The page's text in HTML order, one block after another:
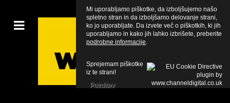
Mi uporabljamo piškotke, da izboljšujemo našo
spletno stran in da izboljšamo delovanje strani,
ko jo uporabljate. Da izvete več o piškotkih, ki jih
uporabljamo in kako jih lahko izbrišete, preberite
podrobne informacije.
Sprejemam piškotke
iz te strani!
Potrditev